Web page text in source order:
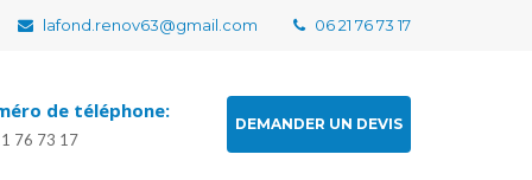
lafond.renov63@gmail.com 06 21 76 73 17
de téléphone:
76 73 17
DEMANDER UN DEVIS